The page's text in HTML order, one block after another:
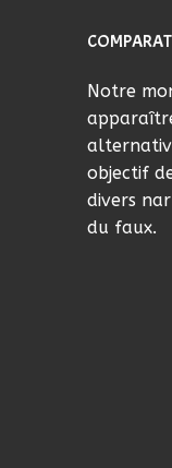
Notre
objectif
divers
du faux.